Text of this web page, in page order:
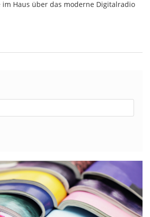
Haus über das moderne Digitalradio